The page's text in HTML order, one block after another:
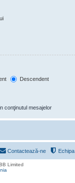
Descendent
conţinutul mesajelor
Echipa
Contactează-ne
Limited